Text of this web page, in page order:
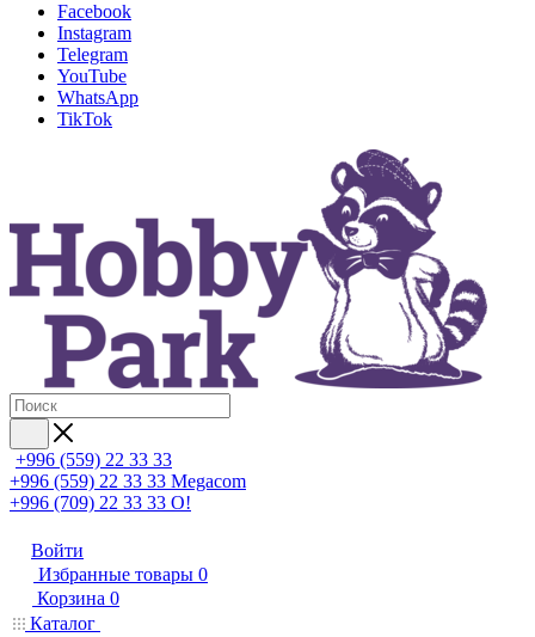
Facebook
Instagram
Telegram
YouTube
WhatsApp
TikTok
+996 (559) 22 33 33
+996 (559) 22 33 33 Megacom
+996 (709) 22 33 33 O!
Войти
Избранные товары 0
Корзина 0
Каталог